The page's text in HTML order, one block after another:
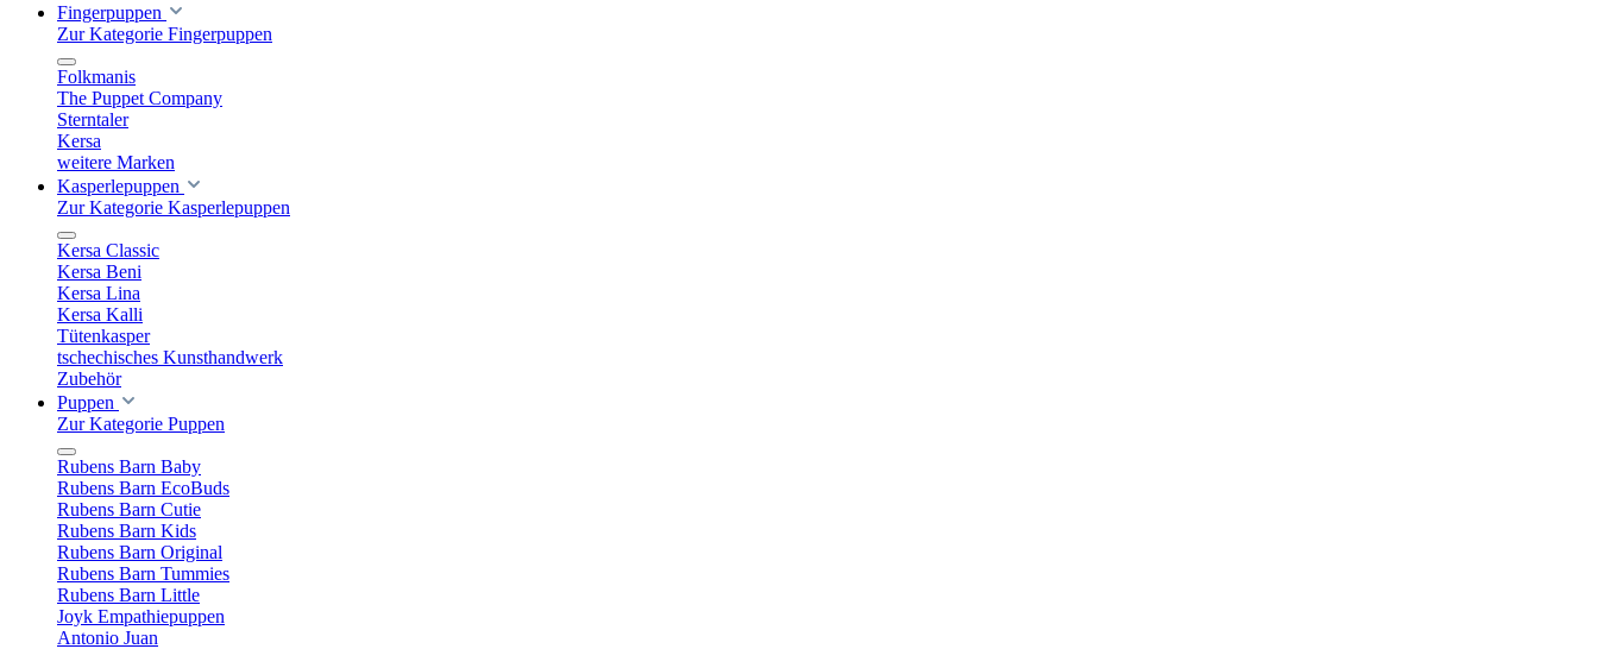
Fingerpuppen
Zur Kategorie Fingerpuppen
Folkmanis
The Puppet Company
Sterntaler
Kersa
weitere Marken
Kasperlepuppen
Zur Kategorie Kasperlepuppen
Kersa Classic
Kersa Beni
Kersa Lina
Kersa Kalli
Tütenkasper
tschechisches Kunsthandwerk
Zubehör
Puppen
Zur Kategorie Puppen
Rubens Barn Baby
Rubens Barn EcoBuds
Rubens Barn Cutie
Rubens Barn Kids
Rubens Barn Original
Rubens Barn Tummies
Rubens Barn Little
Joyk Empathiepuppen
Antonio Juan